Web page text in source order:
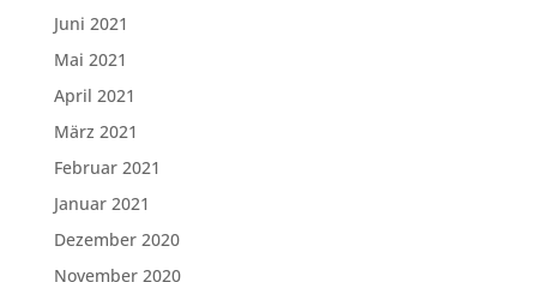
Juni 2021
Mai 2021
April 2021
März 2021
Februar 2021
Januar 2021
Dezember 2020
November 2020